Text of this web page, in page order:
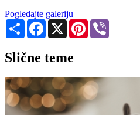
Pogledajte galeriju
Share Facebook
X Pinterest
Slične teme